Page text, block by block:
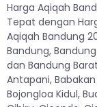
Harga Aqiqah
Tepat dengan
Aqiqah Bandung
Bandung,
dan Bandung
Antapani,
Bojongloa Kidul,